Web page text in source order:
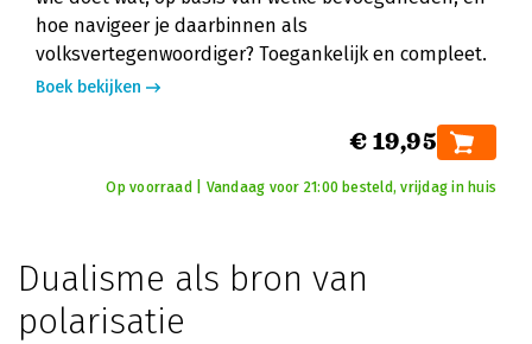
hoe navigeer je daarbinnen als
volksvertegenwoordiger? Toegankelijk en compleet.
Boek bekijken
€ 19,95
Op voorraad | Vandaag voor 21:00 besteld, vrijdag in huis
Dualisme als bron van
polarisatie